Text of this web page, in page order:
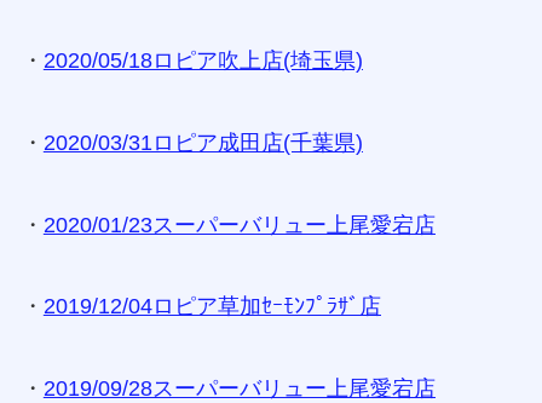
・ 2020/05/18ロピア吹上店(埼玉県)
・ 2020/03/31ロピア成田店(千葉県)
・ 2020/01/23スーパーバリュー上尾愛宕店
・ 2019/12/04ロピア草加ｾｰﾓﾝﾌﾟﾗｻﾞ店
・ 2019/09/28スーパーバリュー上尾愛宕店